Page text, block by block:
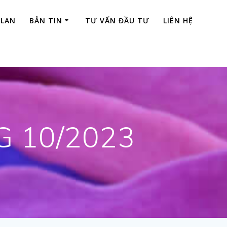
BẢN TIN TƯ VẤN ĐẦU TƯ LIÊN HỆ
10/2023